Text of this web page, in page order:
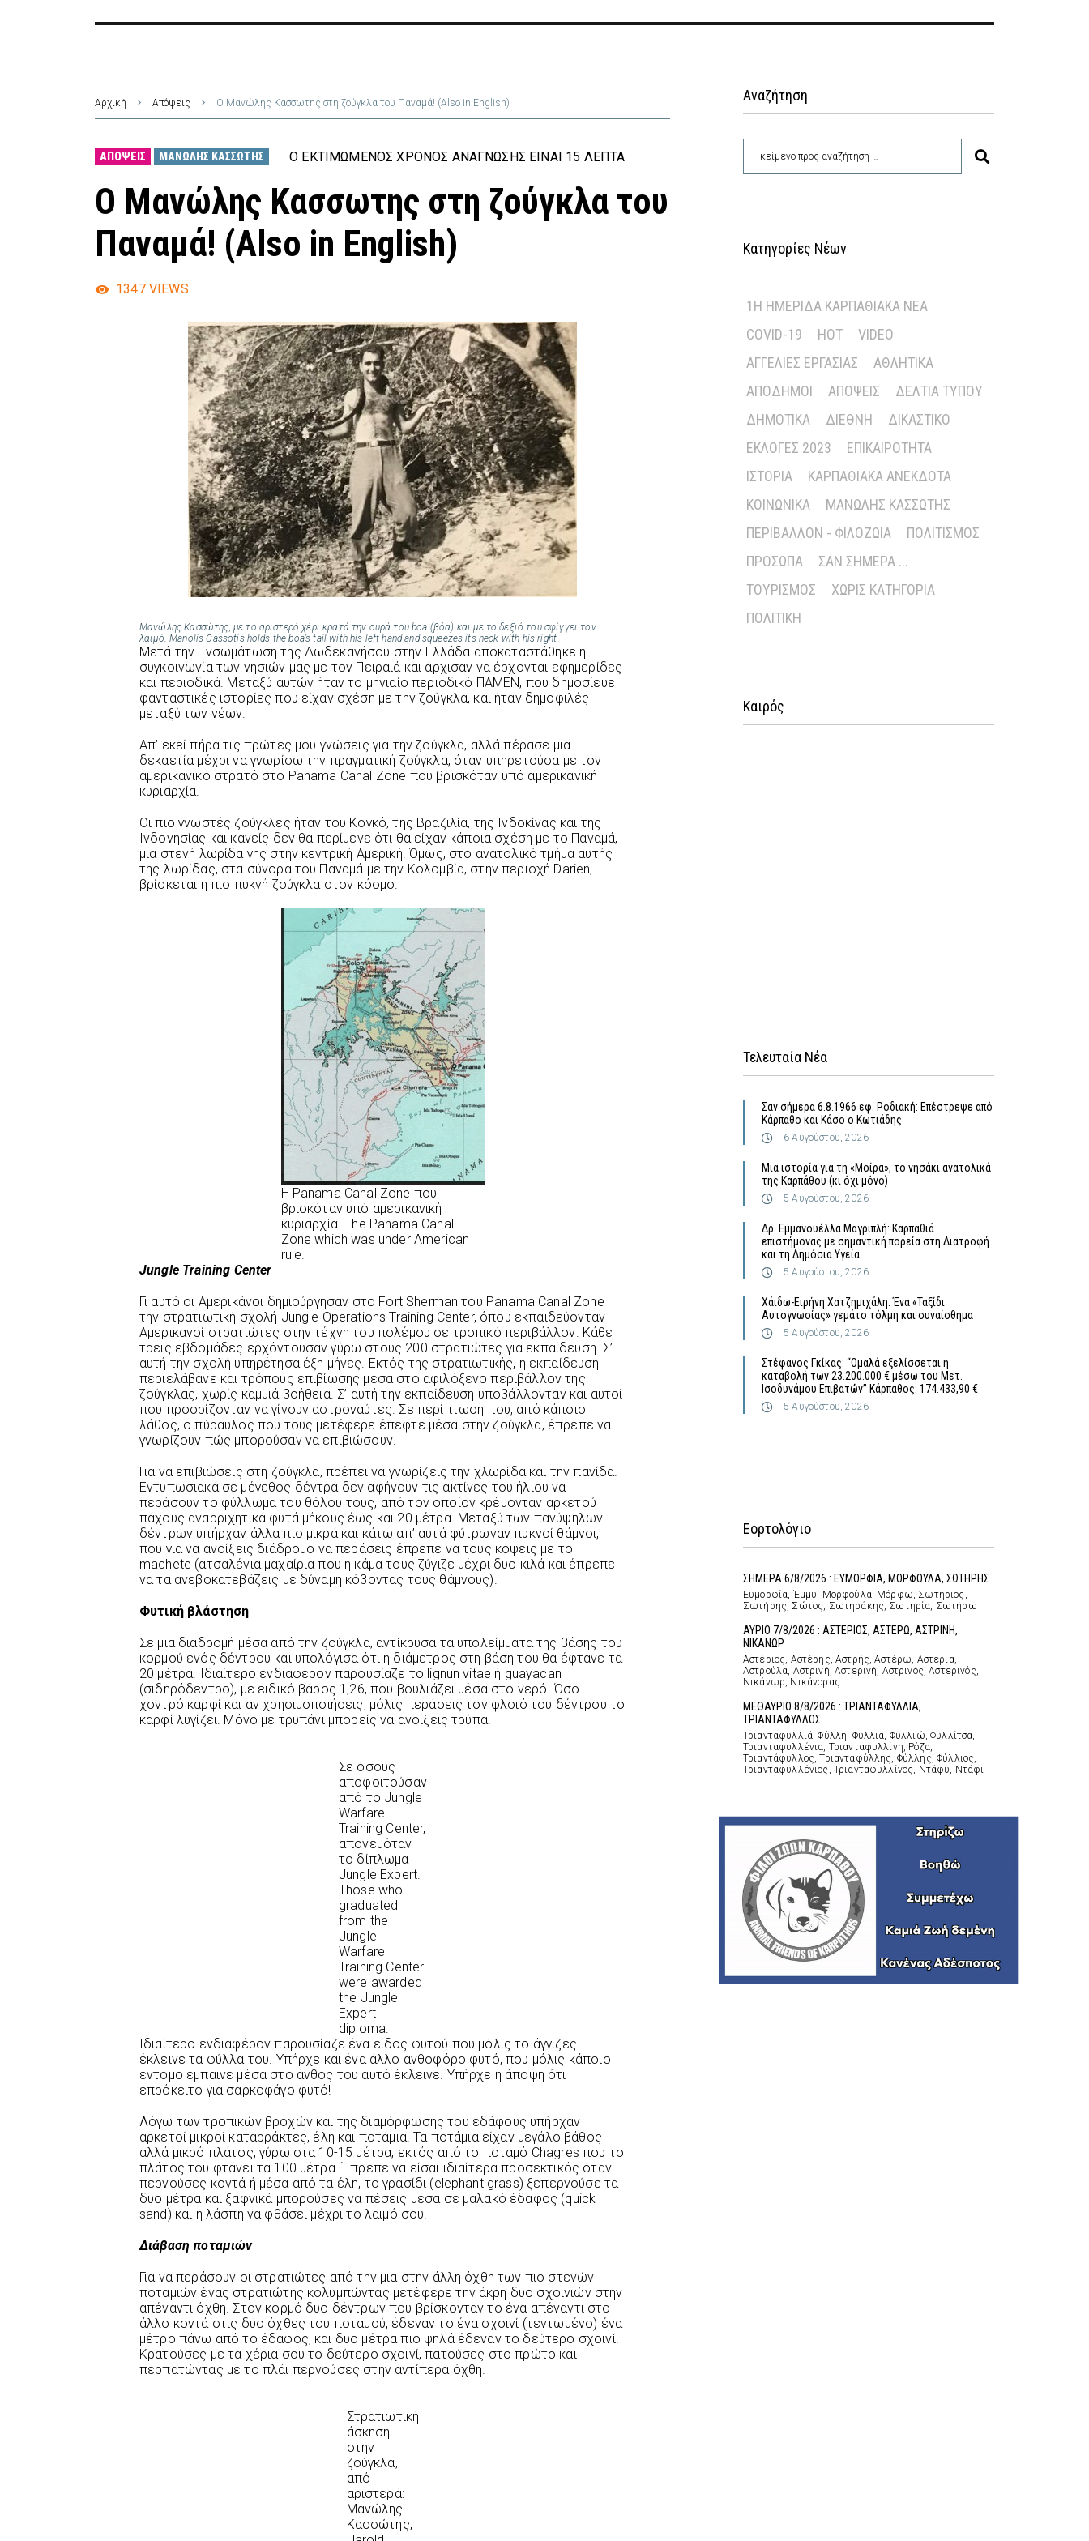
Αρχική Απόψεις Ο Μανώλης Κασσωτης στη ζούγκλα του Παναμά! (Also in English)
ΑΠΌΨΕΙΣ ΜΑΝΏΛΗΣ ΚΑΣΣΏΤΗΣ Ο ΕΚΤΙΜΏΜΕΝΟΣ ΧΡΌΝΟΣ ΑΝΆΓΝΩΣΗΣ ΕΊΝΑΙ 15 ΛΕΠΤΆ
Ο Μανώλης Κασσωτης στη ζούγκλα του
Παναμά! (Also in English)
1347 VIEWS
Μανώλης Κασσώτης, με το αριστερό χέρι κρατά την ουρά του boa (βόα) και με το δεξιό του σφίγγει τον
λαιμό. Manolis Cassotis holds the boa’s tail with his left hand and squeezes its neck with his right.
Μετά την Ενσωμάτωση της Δωδεκανήσου στην Ελλάδα αποκαταστάθηκε η
συγκοινωνία των νησιών μας με τον Πειραιά και άρχισαν να έρχονται εφημερίδες
και περιοδικά. Μεταξύ αυτών ήταν το μηνιαίο περιοδικό ΠΑΜΕΝ, που δημοσίευε
φανταστικές ιστορίες που είχαν σχέση με την ζούγκλα, και ήταν δημοφιλές
μεταξύ των νέων.
Απ’ εκεί πήρα τις πρώτες μου γνώσεις για την ζούγκλα, αλλά πέρασε μια
δεκαετία μέχρι να γνωρίσω την πραγματική ζούγκλα, όταν υπηρετούσα με τον
αμερικανικό στρατό στο Panama Canal Zone που βρισκόταν υπό αμερικανική
κυριαρχία.
Οι πιο γνωστές ζούγκλες ήταν του Κογκό, της Βραζιλία, της Ινδοκίνας και της
Ινδονησίας και κανείς δεν θα περίμενε ότι θα είχαν κάποια σχέση με το Παναμά,
μια στενή λωρίδα γης στην κεντρική Αμερική. Όμως, στο ανατολικό τμήμα αυτής
της λωρίδας, στα σύνορα του Παναμά με την Κολομβία, στην περιοχή Darien,
βρίσκεται η πιο πυκνή ζούγκλα στον κόσμο.
Η Panama Canal Zone που
βρισκόταν υπό αμερικανική
κυριαρχία. The Panama Canal
Zone which was under American
rule.
Jungle Training Center
Γι αυτό οι Αμερικάνοι δημιούργησαν στο Fort Sherman του Panama Canal Zone
την στρατιωτική σχολή Jungle Operations Training Center, όπου εκπαιδεύονταν
Αμερικανοί στρατιώτες στην τέχνη του πολέμου σε τροπικό περιβάλλον. Κάθε
τρεις εβδομάδες ερχόντουσαν γύρω στους 200 στρατιώτες για εκπαίδευση. Σ’
αυτή την σχολή υπηρέτησα έξη μήνες. Εκτός της στρατιωτικής, η εκπαίδευση
περιελάβανε και τρόπους επιβίωσης μέσα στο αφιλόξενο περιβάλλον της
ζούγκλας, χωρίς καμμιά βοήθεια. Σ’ αυτή την εκπαίδευση υποβάλλονταν και αυτοί
που προορίζονταν να γίνουν αστροναύτες. Σε περίπτωση που, από κάποιο
λάθος, ο πύραυλος που τους μετέφερε έπεφτε μέσα στην ζούγκλα, έπρεπε να
γνωρίζουν πώς μπορούσαν να επιβιώσουν.
Για να επιβιώσεις στη ζούγκλα, πρέπει να γνωρίζεις την χλωρίδα και την πανίδα.
Εντυπωσιακά σε μέγεθος δέντρα δεν αφήνουν τις ακτίνες του ήλιου να
περάσουν το φύλλωμα του θόλου τους, από τον οποίον κρέμονταν αρκετού
πάχους αναρριχητικά φυτά μήκους έως και 20 μέτρα. Μεταξύ των πανύψηλων
δέντρων υπήρχαν άλλα πιο μικρά και κάτω απ’ αυτά φύτρωναν πυκνοί θάμνοι,
που για να ανοίξεις διάδρομο να περάσεις έπρεπε να τους κόψεις με το
machete (ατσαλένια μαχαίρια που η κάμα τους ζύγιζε μέχρι δυο κιλά και έπρεπε
να τα ανεβοκατεβάζεις με δύναμη κόβοντας τους θάμνους).
Φυτική βλάστηση
Σε μια διαδρομή μέσα από την ζούγκλα, αντίκρυσα τα υπολείμματα της βάσης του
κορμού ενός δέντρου και υπολόγισα ότι η διάμετρος στη βάση του θα έφτανε τα
20 μέτρα. Ιδιαίτερο ενδιαφέρον παρουσίαζε το lignun vitae ή guayacan
(σιδηρόδεντρο), με ειδικό βάρος 1,26, που βουλιάζει μέσα στο νερό. Όσο
χοντρό καρφί και αν χρησιμοποιήσεις, μόλις περάσεις τον φλοιό του δέντρου το
καρφί λυγίζει. Μόνο με τρυπάνι μπορείς να ανοίξεις τρύπα.
Σε όσους
αποφοιτούσαν
από το Jungle
Warfare
Training Center,
απονεμόταν
το δίπλωμα
Jungle Expert.
Those who
graduated
from the
Jungle
Warfare
Training Center
were awarded
the Jungle
Expert
diploma.
Ιδιαίτερο ενδιαφέρον παρουσίαζε ένα είδος φυτού που μόλις το άγγιζες
έκλεινε τα φύλλα του. Υπήρχε και ένα άλλο ανθοφόρο φυτό, που μόλις κάποιο
έντομο έμπαινε μέσα στο άνθος του αυτό έκλεινε. Υπήρχε η άποψη ότι
επρόκειτο για σαρκοφάγο φυτό!
Λόγω των τροπικών βροχών και της διαμόρφωσης του εδάφους υπήρχαν
αρκετοί μικροί καταρράκτες, έλη και ποτάμια. Τα ποτάμια είχαν μεγάλο βάθος
αλλά μικρό πλάτος, γύρω στα 10-15 μέτρα, εκτός από το ποταμό Chagres που το
πλάτος του φτάνει τα 100 μέτρα. Έπρεπε να είσαι ιδιαίτερα προσεκτικός όταν
περνούσες κοντά ή μέσα από τα έλη, το γρασίδι (elephant grass) ξεπερνούσε τα
δυο μέτρα και ξαφνικά μπορούσες να πέσεις μέσα σε μαλακό έδαφος (quick
sand) και η λάσπη να φθάσει μέχρι το λαιμό σου.
Διάβαση ποταμιών
Για να περάσουν οι στρατιώτες από την μια στην άλλη όχθη των πιο στενών
ποταμιών ένας στρατιώτης κολυμπώντας μετέφερε την άκρη δυο σχοινιών στην
απέναντι όχθη. Στον κορμό δυο δέντρων που βρίσκονταν το ένα απέναντι στο
άλλο κοντά στις δυο όχθες του ποταμού, έδεναν το ένα σχοινί (τεντωμένο) ένα
μέτρο πάνω από το έδαφος, και δυο μέτρα πιο ψηλά έδεναν το δεύτερο σχοινί.
Κρατούσες με τα χέρια σου το δεύτερο σχοινί, πατούσες στο πρώτο και
περπατώντας με το πλάι περνούσες στην αντίπερα όχθη.
Στρατιωτική
άσκηση
στην
ζούγκλα,
από
αριστερά:
Μανώλης
Κασσώτης,
Αναζήτηση
Κατηγορίες Νέων
1Η ΗΜΕΡΊΔΑ ΚΑΡΠΑΘΙΑΚΆ ΝΈΑ
COVID-19
HOT
VIDEO
ΑΓΓΕΛΊΕΣ ΕΡΓΑΣΊΑΣ
ΑΘΛΗΤΙΚΆ
ΑΠΌΔΗΜΟΙ
ΑΠΌΨΕΙΣ
ΔΕΛΤΊΑ ΤΎΠΟΥ
ΔΗΜΟΤΙΚΆ
ΔΙΕΘΝΉ
ΔΙΚΑΣΤΙΚΌ
ΕΚΛΟΓΈΣ 2023
ΕΠΙΚΑΙΡΌΤΗΤΑ
ΙΣΤΟΡΊΑ
ΚΑΡΠΑΘΙΑΚΆ ΑΝΈΚΔΟΤΑ
ΚΟΙΝΩΝΙΚΆ
ΜΑΝΏΛΗΣ ΚΑΣΣΏΤΗΣ
ΠΕΡΙΒΆΛΛΟΝ - ΦΙΛΟΖΩΊΑ
ΠΟΛΙΤΙΣΜΌΣ
ΠΡΌΣΩΠΑ
ΣΑΝ ΣΉΜΕΡΑ ...
ΤΟΥΡΙΣΜΌΣ
ΧΩΡΊΣ ΚΑΤΗΓΟΡΊΑ
ΠΟΛΙΤΙΚΉ
Καιρός
Τελευταία Νέα
Σαν σήμερα 6.8.1966 εφ. Ροδιακή: Επέστρεψε από
Κάρπαθο και Κάσο ο Κωτιάδης
6 Αυγούστου, 2026
Μια ιστορία για τη «Μοίρα», το νησάκι ανατολικά
της Καρπάθου (κι όχι μόνο)
5 Αυγούστου, 2026
Δρ. Εμμανουέλλα Μαγριπλή: Καρπαθιά
επιστήμονας με σημαντική πορεία στη Διατροφή
και τη Δημόσια Υγεία
5 Αυγούστου, 2026
Χάιδω-Ειρήνη Χατζημιχάλη: Ένα «Ταξίδι
Αυτογνωσίας» γεμάτο τόλμη και συναίσθημα
5 Αυγούστου, 2026
Στέφανος Γκίκας: “Ομαλά εξελίσσεται η
καταβολή των 23.200.000 € μέσω του Μετ.
Ισοδυνάμου Επιβατών” Κάρπαθος: 174.433,90 €
5 Αυγούστου, 2026
Εορτολόγιο
ΣΗΜΕΡΑ 6/8/2026 : ΕΥΜΟΡΦΙΑ, ΜΟΡΦΟΥΛΑ, ΣΩΤΗΡΗΣ
Ευμορφία, Έμμυ, Μορφούλα, Μόρφω, Σωτήριος,
Σωτήρης, Σώτος, Σωτηράκης, Σωτηρία, Σωτήρω
ΑΥΡΙΟ 7/8/2026 : ΑΣΤΕΡΙΟΣ, ΑΣΤΕΡΩ, ΑΣΤΡΙΝΗ,
ΝΙΚΑΝΩΡ
Αστέριος, Αστέρης, Αστρής, Αστέρω, Αστερία,
Αστρούλα, Αστρινή, Αστερινή, Αστρινός, Αστερινός,
Νικάνωρ, Νικάνορας
ΜΕΘΑΥΡΙΟ 8/8/2026 : ΤΡΙΑΝΤΑΦΥΛΛΙΑ,
ΤΡΙΑΝΤΑΦΥΛΛΟΣ
Τριανταφυλλιά, Φύλλη, Φύλλια, Φυλλιώ, Φυλλίτσα,
Τριανταφυλλένια, Τριανταφυλλίνη, Ρόζα,
Τριαντάφυλλος, Τριανταφύλλης, Φύλλης, Φύλλιος,
Τριανταφυλλένιος, Τριανταφυλλίνος, Ντάφυ, Ντάφι